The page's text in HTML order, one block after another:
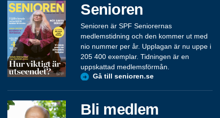
Senioren
Senioren är SPF Seniorernas
medlemstidning och den kommer ut med
nio nummer per år. Upplagan är nu uppe i
205 400 exemplar. Tidningen är en
uppskattad medlemsförmån.
Gå till senioren.se
Bli medlem